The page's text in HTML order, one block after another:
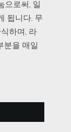
으로써, 일
됩니다. 무
하며, 라
분을 매일